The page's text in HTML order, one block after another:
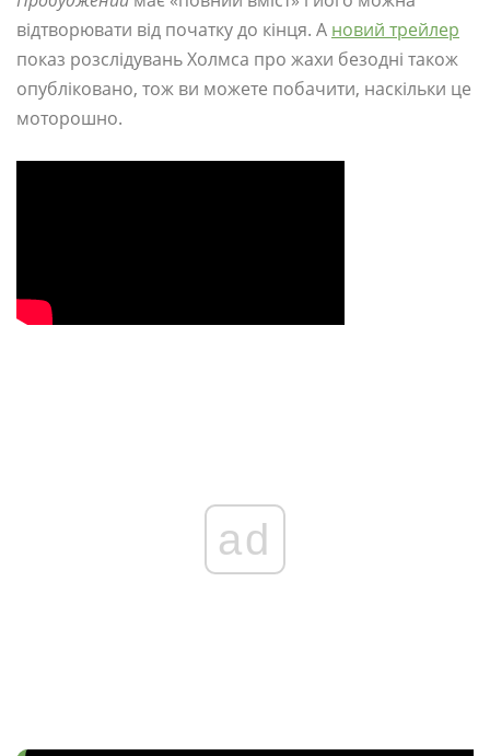
відтворювати від початку до кінця. А новий трейлер
показ розслідувань Холмса про жахи безодні також
опубліковано, тож ви можете побачити, наскільки це
моторошно.
ad